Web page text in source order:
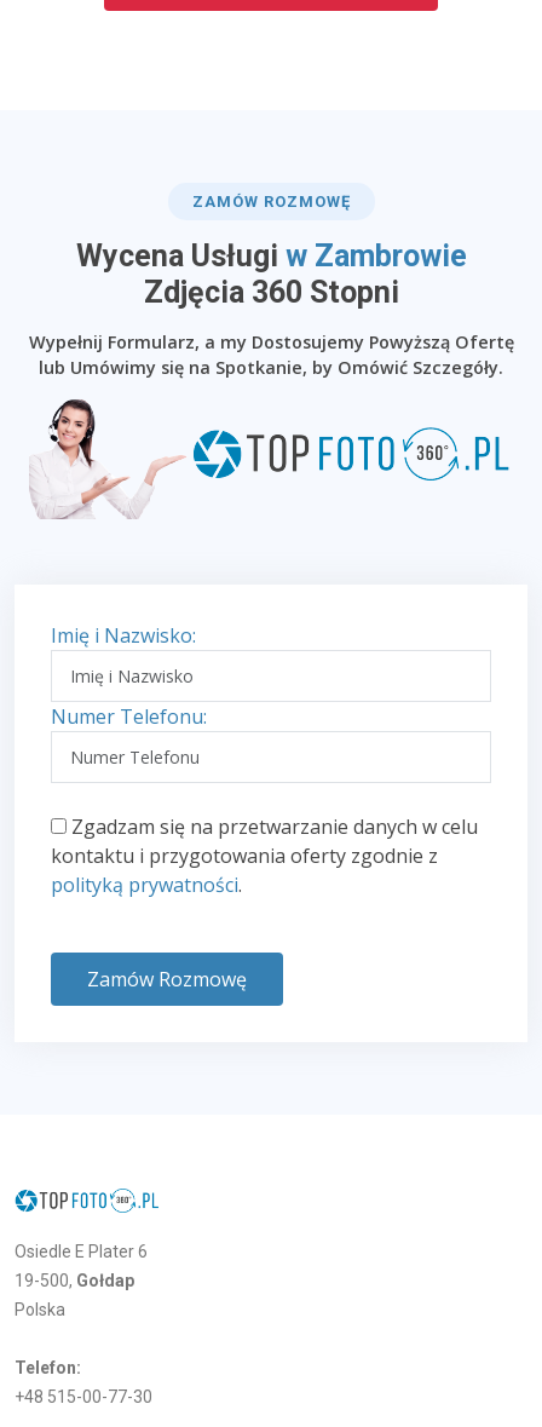
ZAMÓW ROZMOWĘ
Wycena Usługi w Zambrowie
​Zdjęcia 360 Stopni
Wypełnij Formularz, a my Dostosujemy Powyższą Ofertę
lub Umówimy się na Spotkanie, by Omówić Szczegóły.
Imię i Nazwisko:
Numer Telefonu:
Zgadzam się na przetwarzanie danych w celu
kontaktu i przygotowania oferty zgodnie z
polityką prywatności.
Zamów Rozmowę
Osiedle E Plater 6
19-500, Gołdap
Polska
Telefon:
+48 515-00-77-30